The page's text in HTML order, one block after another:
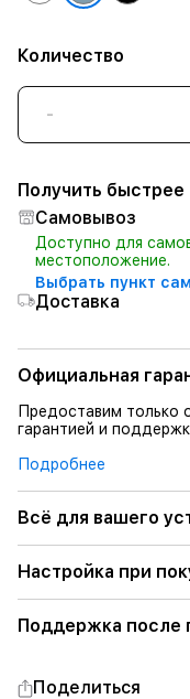
Количество
-
Получить быстрее
Самовывоз
Доступно для
местоположение.
Выбрать пункт
Доставка
Официальная
Предоставим только
гарантией и
Подробнее
Всё для вашего
Настройка при
Поддержка после
Поделиться